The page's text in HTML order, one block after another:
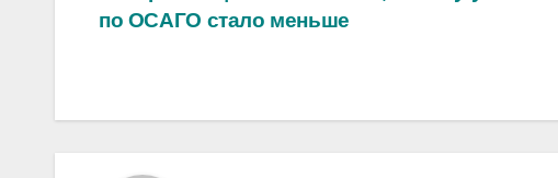
по ОСАГО стало меньше